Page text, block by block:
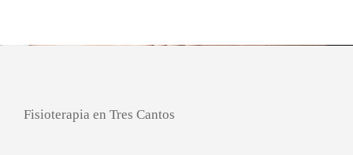
Fisioterapia en Tres Cantos